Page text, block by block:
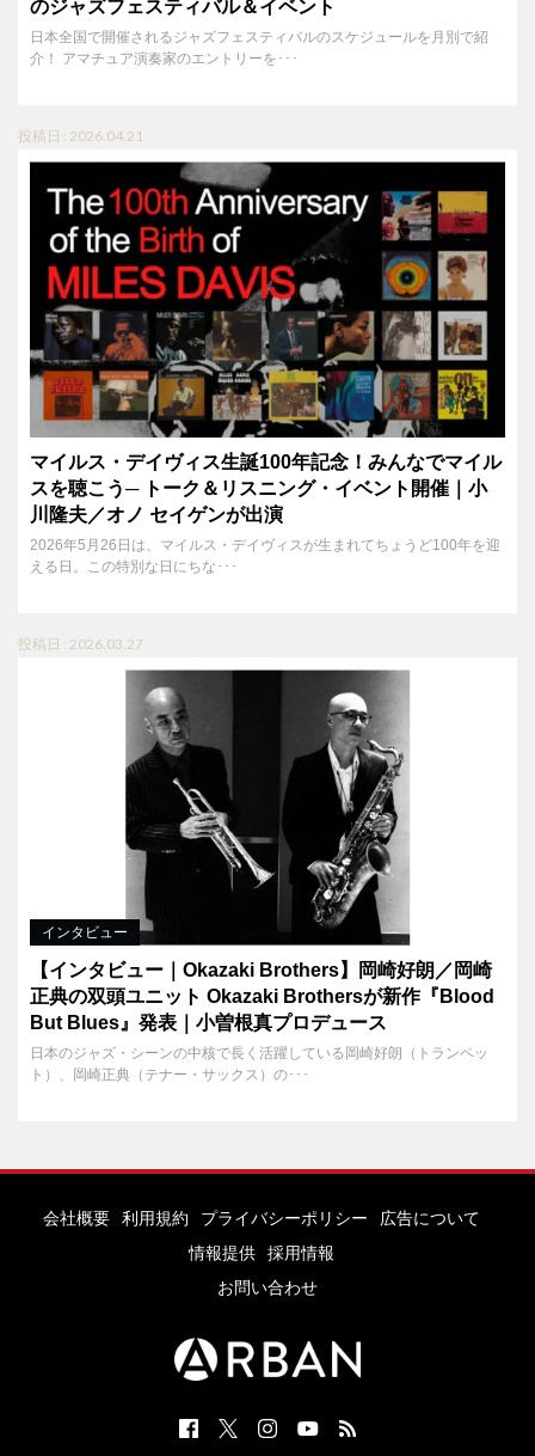
のジャズフェスティバル＆イベント
日本全国で開催されるジャズフェスティバルのスケジュールを月別で紹
介！ アマチュア演奏家のエントリーを･･･
投稿日 : 2026.04.21
マイルス・デイヴィス生誕100年記念！みんなでマイル
スを聴こう─ トーク＆リスニング・イベント開催｜小
川隆夫／オノ セイゲンが出演
2026年5月26日は、マイルス・デイヴィスが生まれてちょうど100年を迎
える日。この特別な日にちな･･･
投稿日 : 2026.03.27
インタビュー
【インタビュー｜Okazaki Brothers】岡崎好朗／岡崎
正典の双頭ユニット Okazaki Brothersが新作『Blood
But Blues』発表｜小曽根真プロデュース
日本のジャズ・シーンの中核で長く活躍している岡崎好朗（トランペッ
ト）、岡崎正典（テナー・サックス）の･･･
会社概要 利用規約 プライバシーポリシー
広告について
情報提供
採用情報
お問い合わせ